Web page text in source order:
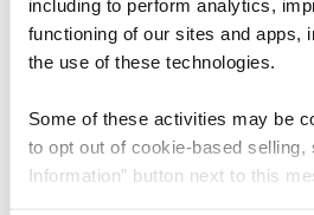
including to perform analytics,
functioning of our sites and apps,
the use of these technologies.
Some of these activities may be
to opt out of cookie-based
Information” button next to this